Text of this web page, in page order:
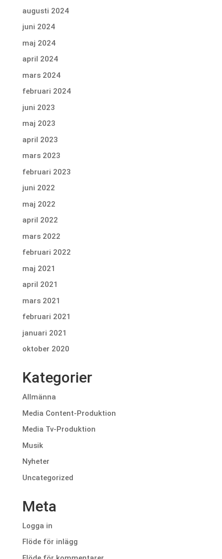
augusti 2024
juni 2024
maj 2024
april 2024
mars 2024
februari 2024
juni 2023
maj 2023
april 2023
mars 2023
februari 2023
juni 2022
maj 2022
april 2022
mars 2022
februari 2022
maj 2021
april 2021
mars 2021
februari 2021
januari 2021
oktober 2020
Kategorier
Allmänna
Media Content-Produktion
Media Tv-Produktion
Musik
Nyheter
Uncategorized
Meta
Logga in
Flöde för inlägg